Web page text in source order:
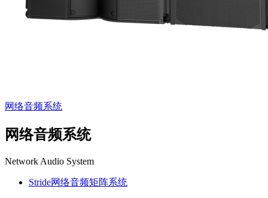
网络音频系统
网络音频系统
Network Audio System
Stride网络音频矩阵系统